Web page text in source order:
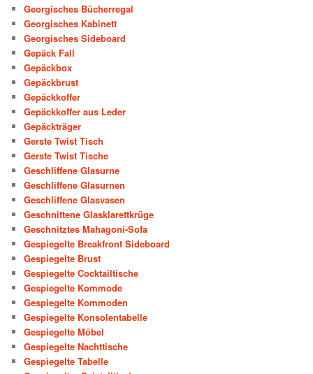
Georgisches Bücherregal
Georgisches Kabinett
Georgisches Sideboard
Gepäck Fall
Gepäckbox
Gepäckbrust
Gepäckkoffer
Gepäckkoffer aus Leder
Gepäckträger
Gerste Twist Tisch
Gerste Twist Tische
Geschliffene Glasurne
Geschliffene Glasurnen
Geschliffene Glasvasen
Geschnittene Glasklarettkrüge
Geschnitztes Mahagoni-Sofa
Gespiegelte Breakfront Sideboard
Gespiegelte Brust
Gespiegelte Cocktailtische
Gespiegelte Kommode
Gespiegelte Kommoden
Gespiegelte Konsolentabelle
Gespiegelte Möbel
Gespiegelte Nachttische
Gespiegelte Tabelle